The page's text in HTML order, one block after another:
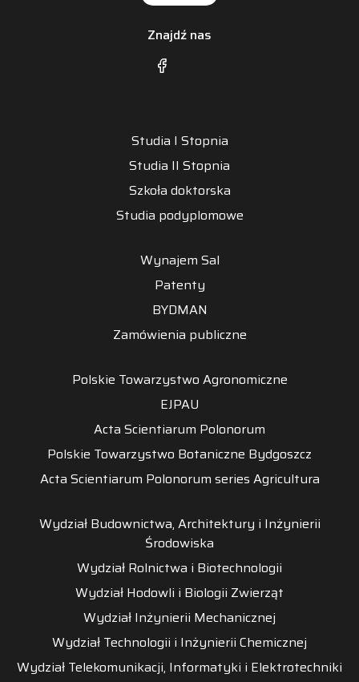
Znajdź nas
Studia I Stopnia
Studia II Stopnia
Szkoła doktorska
Studia podyplomowe
Wynajem Sal
Patenty
BYDMAN
Zamówienia publiczne
Polskie Towarzystwo Agronomiczne
EJPAU
Acta Scientiarum Polonorum
Polskie Towarzystwo Botaniczne Bydgoszcz
Acta Scientiarum Polonorum series Agricultura
Wydział Budownictwa, Architektury i Inżynierii
Środowiska
Wydział Rolnictwa i Biotechnologii
Wydział Hodowli i Biologii Zwierząt
Wydział Inżynierii Mechanicznej
Wydział Technologii i Inżynierii Chemicznej
Wydział Telekomunikacji, Informatyki i Elektrotechniki